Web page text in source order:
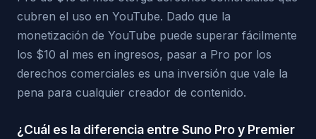
cubren el uso en YouTube. Dado que la
monetización de YouTube puede superar fácilmente
los $10 al mes en ingresos, pasar a Pro por los
derechos comerciales es una inversión que vale la
pena para cualquier creador de contenido.
¿Cuál es la diferencia entre Suno Pro y Premier